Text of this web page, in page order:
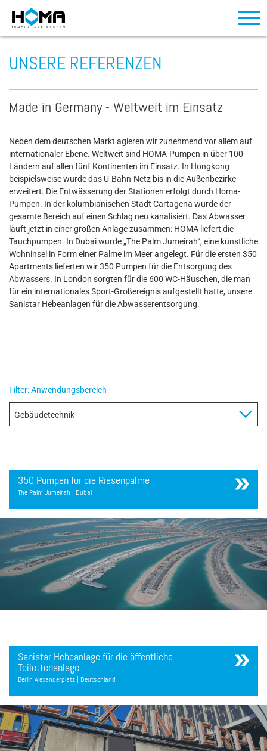
UNSERE REFERENZEN
Made in Germany - Weltweit im Einsatz
Neben dem deutschen Markt agieren wir zunehmend vor allem auf
internationaler Ebene. Weltweit sind HOMA-Pumpen in über 100
Ländern auf allen fünf Kontinenten im Einsatz. In Hongkong
beispielsweise wurde das U-Bahn-Netz bis in die Außenbezirke
erweitert. Die Entwässerung der Stationen erfolgt durch Homa-
Pumpen. In der kolumbianischen Stadt Cartagena wurde der
gesamte Bereich auf einen Schlag neu kanalisiert. Das Abwasser
läuft jetzt in einer großen Anlage zusammen: HOMA liefert die
Tauchpumpen. In Dubai wurde „The Palm Jumeirah“, eine künstliche
Wohninsel in Form einer Palme im Meer angelegt. Für die ersten 350
Apartments lieferten wir 350 Pumpen für die Entsorgung des
Abwassers. In London sorgten für die 600 WC-Häuschen, die man
für ein internationales Sport-Großereignis aufgestellt hatte, unsere
Sanistar Hebeanlagen für die Abwasserentsorgung.
Filter: Anwendungsbereich
350 Pumpen für die Riesenpalme
The Palm Jumeirah | Dubai
Sanistar Hebeanlage für die öffentliche
Toilettenanlage
Berlin Alexanderplatz | Deutschland